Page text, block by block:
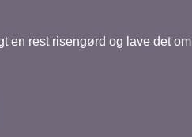
en rest risengørd og lave det om